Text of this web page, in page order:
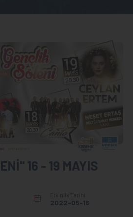
16 - 19 MAYIS
Etkinlik Tarihi
2022-05-16